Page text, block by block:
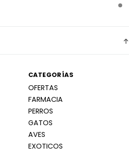
CATEGORÍAS
OFERTAS
FARMACIA
PERROS
GATOS
AVES
EXOTICOS